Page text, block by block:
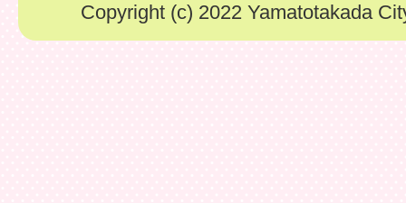
Copyright (c) 2022 Yamatotakada